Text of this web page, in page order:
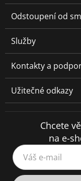
Odstoupení od
Služby
Kontakty a
Užitečné odkazy
Chcete
na e-
Váš e-mail